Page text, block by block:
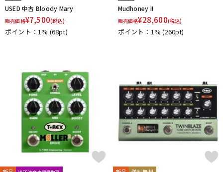
DJ機器 DTM
配信/ライブ機器 楽器アクセサリ
中古 ヴィンテージ
USED 中古 Bloody Mary
販売価格¥7,500(税込)
ポイント：1% (68pt)
Mudhoney II
販売価格¥28,600(税込)
ポイント：1%(260pt)